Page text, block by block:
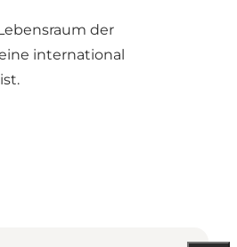
der
international